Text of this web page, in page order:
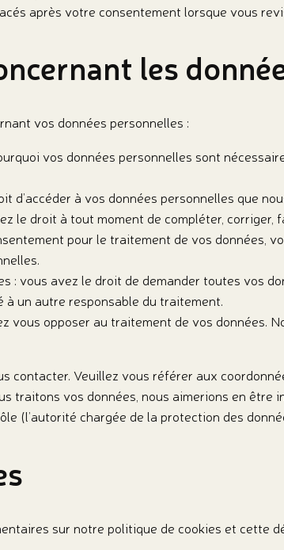
après votre consentement lorsque vous
les
vos données personnelles :
vos données personnelles sont
d’accéder à vos données personnelles que
le droit à tout moment de compléter, corriger,
pour le traitement de vos données,
: vous avez le droit de demander toutes vos
un autre responsable du traitement.
vous opposer au traitement de vos données.
contacter. Veuillez vous référer aux
traitons vos données, nous aimerions en être
(l’autorité chargée de la protection des
sur notre politique de cookies et cette